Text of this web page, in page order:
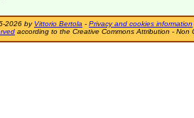
2026 by Vittorio Bertola - Privacy and cookies information
according to the Creative Commons Attribution - Non